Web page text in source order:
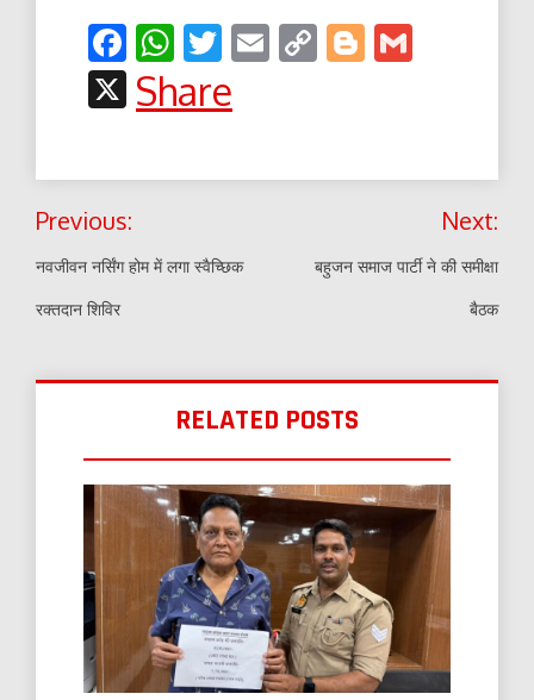
Facebook
WhatsApp
Twitter
EmailCopyBlogger
X
Share
Post
navigation
Previous:
नवजीवन नर्सिंग होम में लगा स्वैच्छिक
रक्तदान शिविर
Next:
बहुजन समाज पार्टी ने की समीक्षा
बैठक
RELATED POSTS